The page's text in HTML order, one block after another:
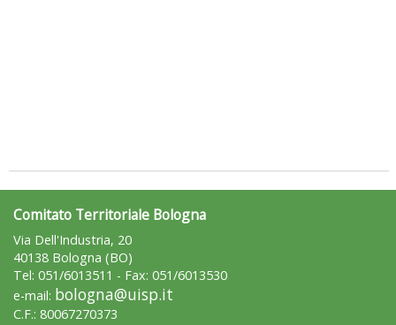
Ddl Lobby, Uisp: “Il Parlamento valorizzi le nostre specificità"
Comitato Territoriale Bologna
Via Dell'Industria, 20
40138 Bologna (BO)
Tel: 051/6013511 - Fax: 051/6013530
e-mail: bologna@uisp.it
C.F.: 80067270373